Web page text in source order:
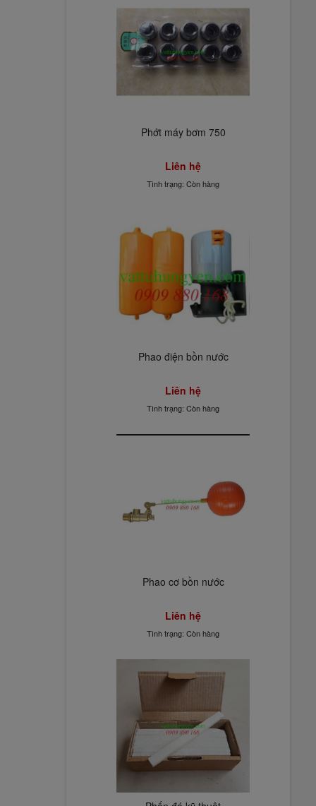
Phớt máy bơm 750
Liên hệ
Tình trạng: Còn hàng
Phao điện bồn nước
Liên hệ
Tình trạng: Còn hàng
Phao cơ bồn nước
Liên hệ
Tình trạng: Còn hàng